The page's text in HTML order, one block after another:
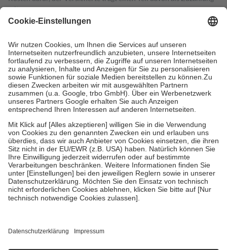
mit.
Grundsätzlich leisten Mitglieder Zuzahlungen in Höhe von zehn
höchstens zehn Euro.
Es sind jedoch nie mehr als die tatsächlichen
Kosten der Leistung zu entrichten.
Diese Regeln gelten grundsätzlich auch für Online-Apotheken.
Bei Heilmitteln und häuslicher Krankenpflege beträgt die
Zuzahlung zehn Prozent der Kosten sowie zehn Euro je
Verordnung.
Um das Engagement der Versicherten für ihre eigene Gesundheit zu
stärken und die besondere Stellung der Familie zu unterstützen,
fallenkeine Zuzahlungenan bei:
• Kindern und Jugendlichen bis zum vollendeten 18. Lebensjahr
mit Ausnahme der Fahrkosten
• Untersuchungen zur Vorsorge und Früherkennung, die von der
GKV getragen werden
• empfohlenen Schutzimpfungen
• Harn- und Blutteststreifen
getroffen, um sicherzustellen, dass es sich um echte Bewertungen